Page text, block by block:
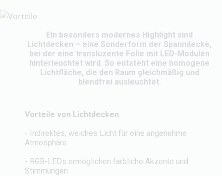
Ein besonders modernes Highlight sind
Lichtdecken – eine Sonderform der Spanndecke,
bei der eine transluzente Folie mit LED-Modulen
hinterleuchtet wird. So entsteht eine homogene
Lichtfläche, die den Raum gleichmäßig und
blendfrei ausleuchtet.
Vorteile von Lichtdecken
- Indirektes, weiches Licht für eine angenehme
Atmosphäre
- RGB-LEDs ermöglichen farbliche Akzente und
Stimmungen